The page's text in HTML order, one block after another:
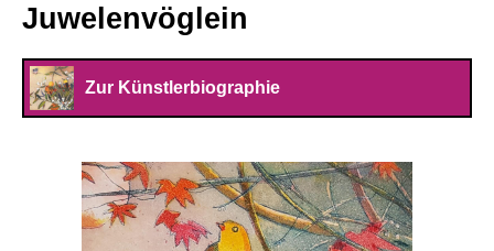
Juwelenvöglein
Zur Künstlerbiographie
Bildergalerie überspringen